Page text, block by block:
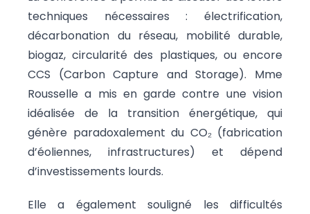
techniques nécessaires : électrification,
décarbonation du réseau, mobilité durable,
biogaz, circularité des plastiques, ou encore
CCS (Carbon Capture and Storage). Mme
Rousselle a mis en garde contre une vision
idéalisée de la transition énergétique, qui
génère paradoxalement du CO₂ (fabrication
d’éoliennes, infrastructures) et dépend
d’investissements lourds.
Elle a également souligné les difficultés